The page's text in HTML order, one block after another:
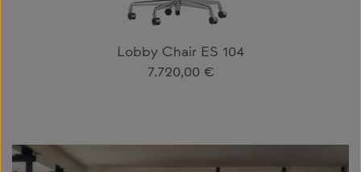
Lobby Chair ES 104
Regulärer Preis:
7.720,00 €